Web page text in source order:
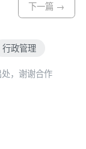
共政策学、
改革和企业
在公务员招
下一篇 →
行政管理
，谢谢合作